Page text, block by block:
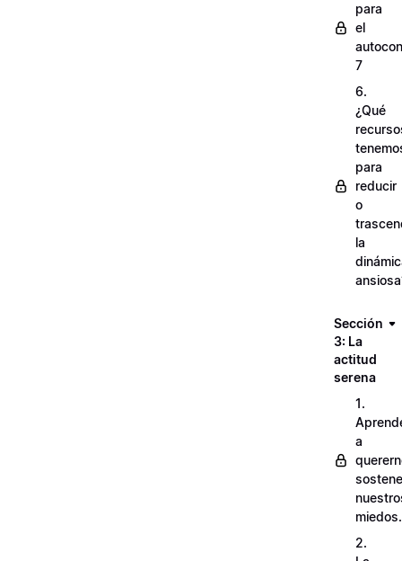
para
el
7
6.
¿Qué
para
reducir
o
la
Sección
3: La
actitud
serena
1.
a
miedos.
2.